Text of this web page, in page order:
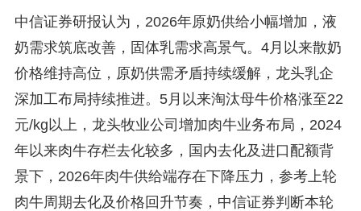
中信证券研报认为，2026年原奶供给小幅增加，液
奶需求筑底改善，固体乳需求高景气。4月以来散奶
价格维持高位，原奶供需矛盾持续缓解，龙头乳企
深加工布局持续推进。5月以来淘汰母牛价格涨至22
元/kg以上，龙头牧业公司增加肉牛业务布局，2024
年以来肉牛存栏去化较多，国内去化及进口配额背
景下，2026年肉牛供给端存在下降压力，参考上轮
肉牛周期去化及价格回升节奏，中信证券判断本轮